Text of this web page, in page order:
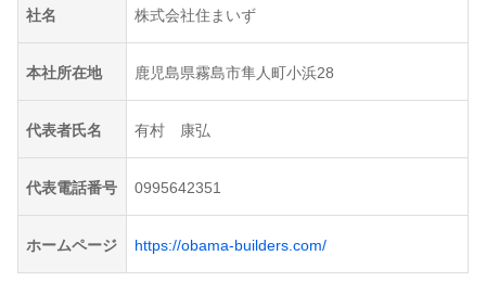
社名 株式会社住まいず
本社所在地 鹿児島県霧島市隼人町小浜28
代表者氏名 有村 康弘
代表電話番号 0995642351
ホームページ https://obama-builders.com/